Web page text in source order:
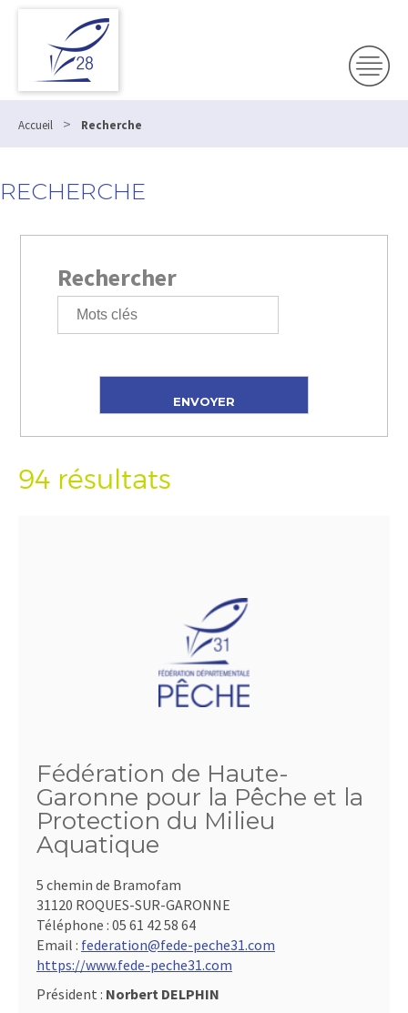
Accueil > Recherche
RECHERCHE
Rechercher
94 résultats
Fédération de Haute-
Garonne pour la Pêche et la
Protection du Milieu
Aquatique
5 chemin de Bramofam
31120 ROQUES-SUR-GARONNE
Téléphone : 05 61 42 58 64
Email : federation@fede-peche31.com
https://www.fede-peche31.com
Président : Norbert DELPHIN